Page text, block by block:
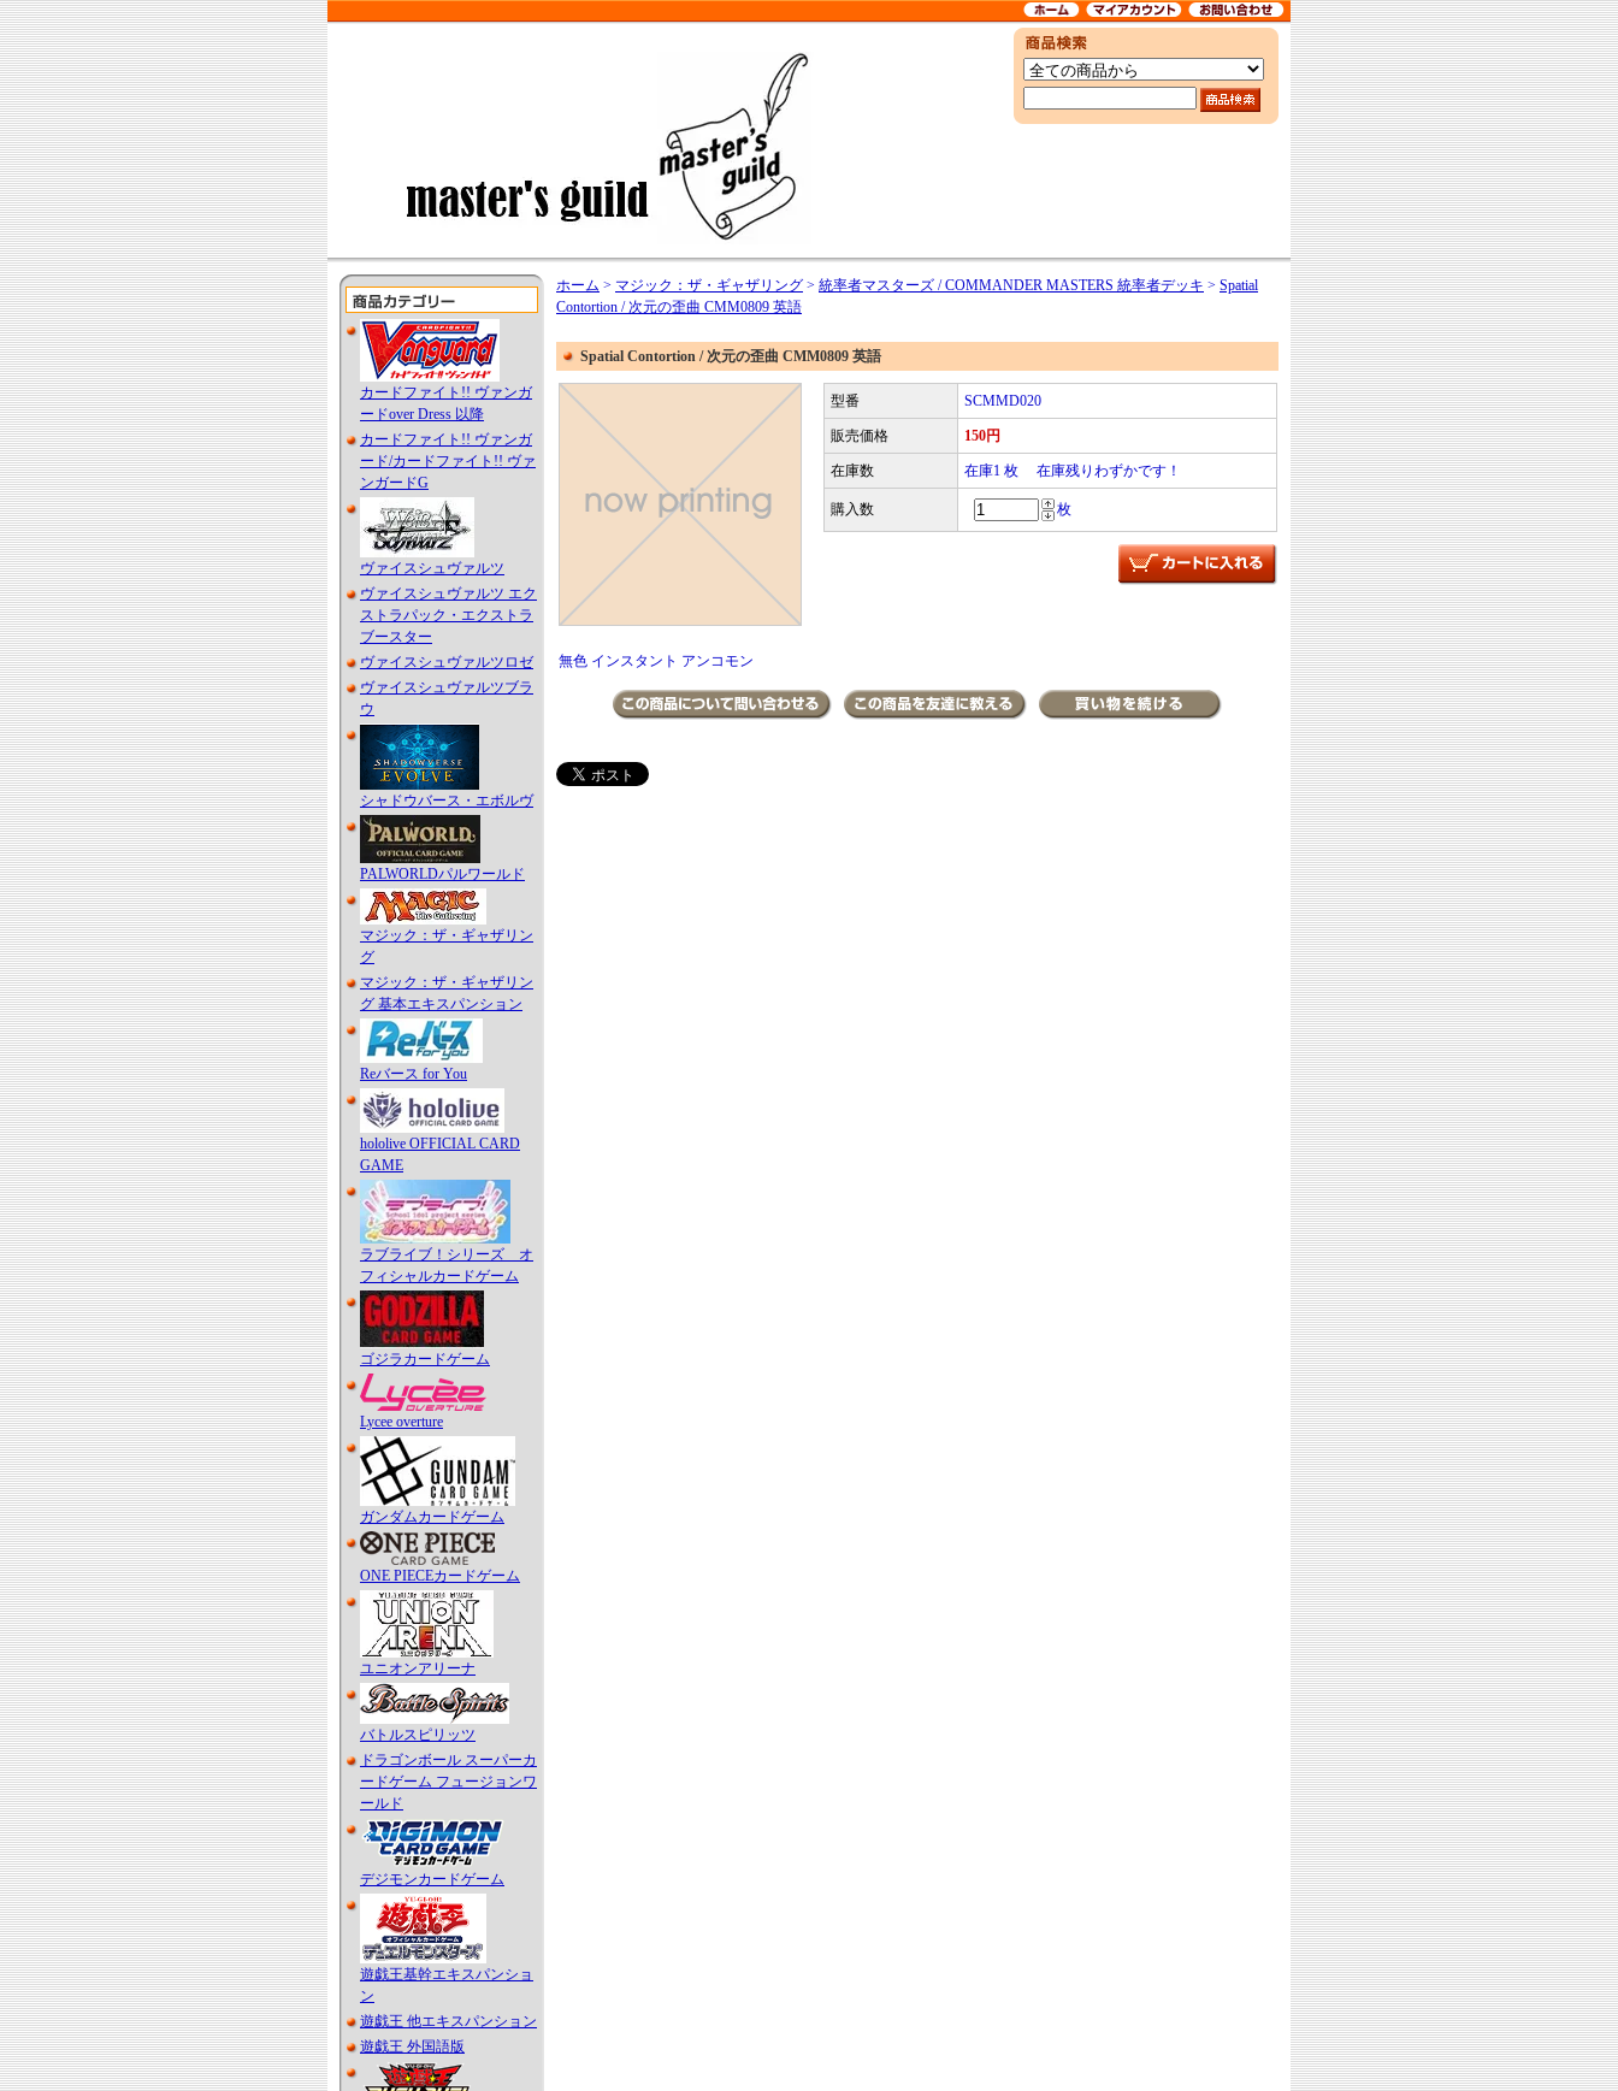
カードファイト!! ヴァンガ
ードover Dress 以降
カードファイト!! ヴァンガ
ード/カードファイト!! ヴァ
ンガードG
ヴァイスシュヴァルツ
ヴァイスシュヴァルツ エク
ストラパック・エクストラ
ブースター
ヴァイスシュヴァルツロゼ
ヴァイスシュヴァルツブラ
ウ
シャドウバース・エボルヴ
PALWORLDパルワールド
マジック：ザ・ギャザリン
グ
マジック：ザ・ギャザリン
グ 基本エキスパンション
Reバース for You
hololive OFFICIAL CARD
GAME
ラブライブ！シリーズ オ
フィシャルカードゲーム
ゴジラカードゲーム
Lycee overture
ガンダムカードゲーム
ONE PIECEカードゲーム
ユニオンアリーナ
バトルスピリッツ
ドラゴンボール スーパーカ
ードゲーム フュージョンワ
ールド
デジモンカードゲーム
遊戯王基幹エキスパンショ
ン
遊戯王 他エキスパンション
遊戯王 外国語版
ホーム > マジック：ザ・ギャザリング > 統率者マスターズ / COMMANDER MASTERS 統率者デッキ > Spatial
Contortion / 次元の歪曲 CMM0809 英語
Spatial Contortion / 次元の歪曲 CMM0809 英語
型番 SCMMD020
販売価格 150円
在庫数 在庫1 枚 在庫残りわずかです！
購入数 枚
無色 インスタント アンコモン